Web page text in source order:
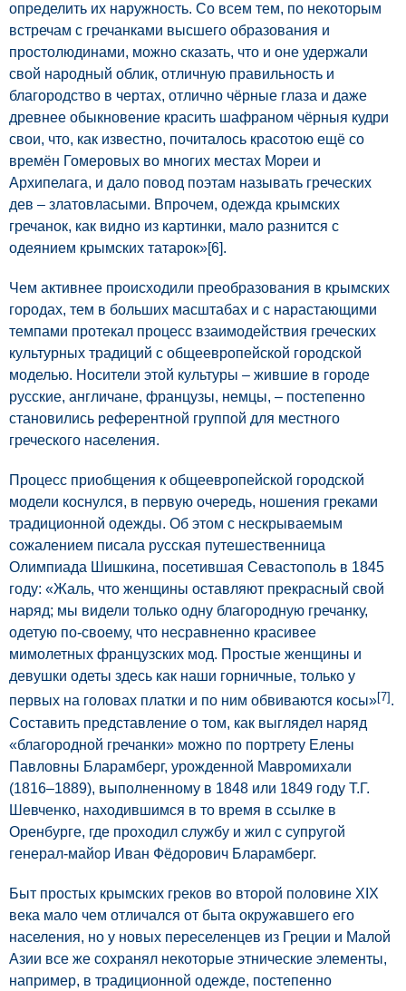
определить их наружность. Со всем тем, по некоторым
встречам с гречанками высшего образования и
простолюдинами, можно сказать, что и оне удержали
свой народный облик, отличную правильность и
благородство в чертах, отлично чёрные глаза и даже
древнее обыкновение красить шафраном чёрныя кудри
свои, что, как известно, почиталось красотою ещё со
времён Гомеровых во многих местах Мореи и
Архипелага, и дало повод поэтам называть греческих
дев – златовласыми. Впрочем, одежда крымских
гречанок, как видно из картинки, мало разнится с
одеянием крымских татарок»[6].
Чем активнее происходили преобразования в крымских
городах, тем в больших масштабах и с нарастающими
темпами протекал процесс взаимодействия греческих
культурных традиций с общеевропейской городской
моделью. Носители этой культуры – жившие в городе
русские, англичане, французы, немцы, – постепенно
становились референтной группой для местного
греческого населения.
Процесс приобщения к общеевропейской городской
модели коснулся, в первую очередь, ношения греками
традиционной одежды. Об этом с нескрываемым
сожалением писала русская путешественница
Олимпиада Шишкина, посетившая Севастополь в 1845
году: «Жаль, что женщины оставляют прекрасный свой
наряд; мы видели только одну благородную гречанку,
одетую по-своему, что несравненно красивее
мимолетных французских мод. Простые женщины и
девушки одеты здесь как наши горничные, только у
первых на головах платки и по ним обвиваются косы»[7].
Составить представление о том, как выглядел наряд
«благородной гречанки» можно по портрету Елены
Павловны Бларамберг, урожденной Мавромихали
(1816–1889), выполненному в 1848 или 1849 году Т.Г.
Шевченко, находившимся в то время в ссылке в
Оренбурге, где проходил службу и жил с супругой
генерал-майор Иван Фёдорович Бларамберг.
Быт простых крымских греков во второй половине XIX
века мало чем отличался от быта окружавшего его
населения, но у новых переселенцев из Греции и Малой
Азии все же сохранял некоторые этнические элементы,
например, в традиционной одежде, постепенно